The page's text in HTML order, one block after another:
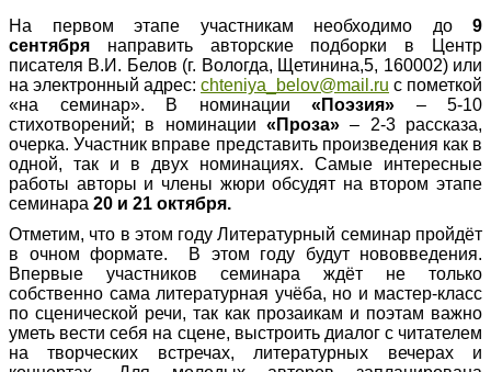
На первом этапе участникам необходимо до 9
сентября направить авторские подборки в Центр
писателя В.И. Белов (г. Вологда, Щетинина,5, 160002) или
на электронный адрес: chteniya_belov@mail.ru с пометкой
«на семинар». В номинации «Поэзия» – 5-10
стихотворений; в номинации «Проза» – 2-3 рассказа,
очерка. Участник вправе представить произведения как в
одной, так и в двух номинациях. Самые интересные
работы авторы и члены жюри обсудят на втором этапе
семинара 20 и 21 октября.
Отметим, что в этом году Литературный семинар пройдёт
в очном формате. В этом году будут нововведения.
Впервые участников семинара ждёт не только
собственно сама литературная учёба, но и мастер-класс
по сценической речи, так как прозаикам и поэтам важно
уметь вести себя на сцене, выстроить диалог с читателем
на творческих встречах, литературных вечерах и